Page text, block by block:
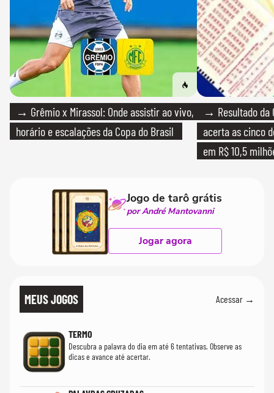
→ Grêmio x Mirassol: Onde assistir ao vivo,
horário e escalações da Copa do Brasil
→ Resultado da
acerta as cinco
em R$ 10,5
Jogo de tarô grátis
por André Mantovanni
Jogar agora
MEUS JOGOS Acessar →
TERMO
Descubra a palavra do dia em até 6 tentativas. Observe as
dicas e avance até acertar.